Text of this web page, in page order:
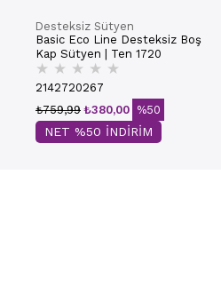
Desteksiz Sütyen
Basic Eco Line Desteksiz Boş
Kap Sütyen | Ten 1720
★ ★ ★ ★ ★
2142720267
₺380,00
₺759,99 %50
NET %50 İNDİRİM